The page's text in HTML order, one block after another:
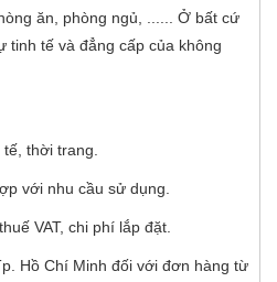
ăn, phòng ngủ, ...... Ở bất cứ
tinh tế và đẳng cấp của không
thời trang.
với nhu cầu sử dụng.
VAT, chi phí lắp đặt.
Hồ Chí Minh đối với đơn hàng từ